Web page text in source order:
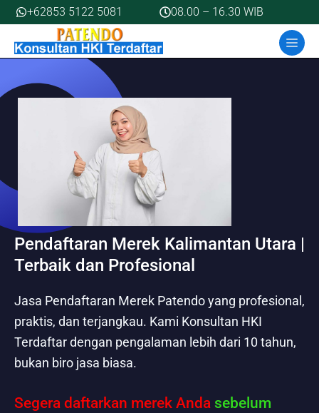
Skip
to
content
+62853 5122 5081 08.00 – 16.30 WIB
Pendaftaran Merek Kalimantan Utara |
Terbaik dan Profesional
Jasa Pendaftaran Merek Patendo yang profesional,
praktis, dan terjangkau. Kami Konsultan HKI
Terdaftar dengan pengalaman lebih dari 10 tahun,
bukan biro jasa biasa.
Segera daftarkan merek Anda sebelum